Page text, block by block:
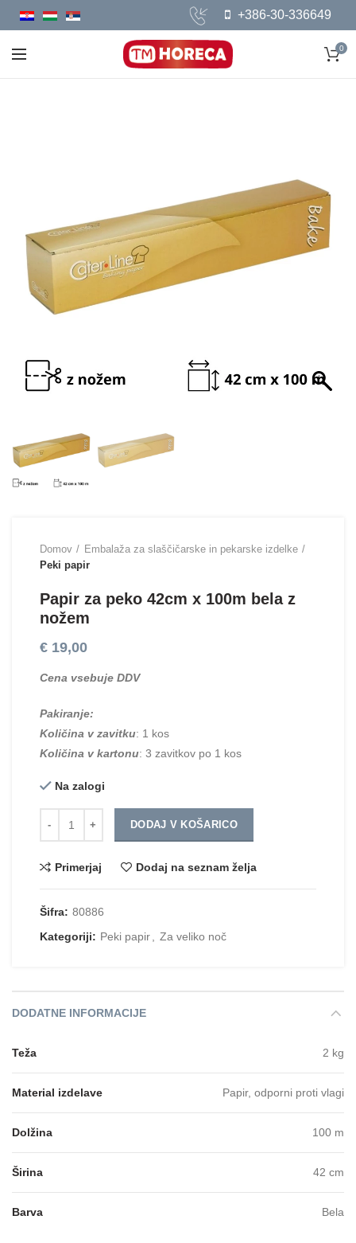
+386-30-336649
0
Domov
Embalaža za slaščičarske in pekarske izdelke
Peki papir
Papir za peko 42cm x 100m bela z
nožem
€ 19,00
Cena vsebuje DDV
Pakiranje:
Količina v zavitku: 1 kos
Količina v kartonu: 3 zavitkov po 1 kos
Na zalogi
DODAJ V KOŠARICO
Primerjaj Dodaj na seznam želja
Šifra: 80886
Kategoriji: Peki papir Za veliko noč
DODATNE INFORMACIJE
Teža 2 kg
Material izdelave Papir, odporni proti vlagi
Dolžina 100 m
Širina 42 cm
Barva Bela